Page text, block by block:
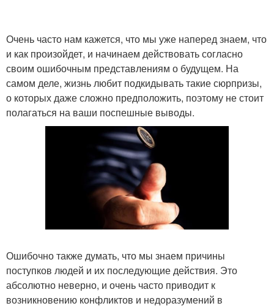
Очень часто нам кажется, что мы уже наперед знаем, что
и как произойдет, и начинаем действовать согласно
своим ошибочным представлениям о будущем. На
самом деле, жизнь любит подкидывать такие сюрпризы,
о которых даже сложно предположить, поэтому не стоит
полагаться на ваши поспешные выводы.
Ошибочно также думать, что мы знаем причины
поступков людей и их последующие действия. Это
абсолютно неверно, и очень часто приводит к
возникновению конфликтов и недоразумений в